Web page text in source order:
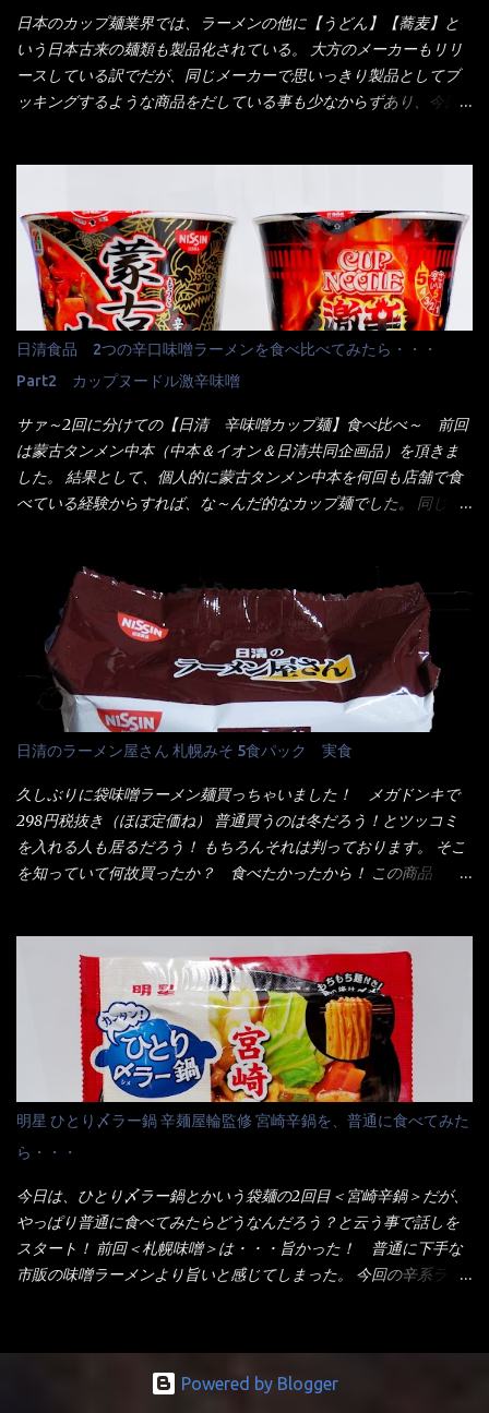
員さんも、アレー？といいながら私が受け付けますので・・・と
消えていった。 タッチパネルのやつ、安いのは嫌うんだな！？こ
のヤロー！ 待つ事暫し・・・10分は越えたと思うけど・・・出て
来ました。 こちらが本日のサラメシ【ホーリーバジル香る、タイ
く行きましたねぇ～ だからタイ料理屋さんには、辛味剤・酢・ナ
いた）が料理に必ず付いてきたものです。 でも流石にファミレ
スでは・・・それは無いね！残念だ～ 今回はすかいらーくグルー
プで、タイ料理をどの様に再現して提供しているか？を見るだけ
だなぁ～ 因みにガパオ＝ホーリーバジルなのです。 肉は通常チ
キンが多く豚や牛もあります。 肉は挽肉みたいなミンチではな
く、粗挽きの肉になるんです。 それに現地バンコクでは、卵は固
焼きが本来です。 今回はほぼ全熟の目玉焼きで、これは日本風
オタイなのと比べれば薄め？ やっぱり調味料の【スパイスガール
ズ】が必要だナァ～ 笑 私は、ブリッキーヌの粉末をよく掛け辛
く...
日本のカップ麺業界では、ラーメンの他に【うどん】【蕎麦】と
いう日本古来の麺類も製品化されている。 大方のメーカーもリリ
ースしている訳でだが、同じメーカーで思いっきり製品としてブ
ッキングするような商品をだしている事も少なからずあり、今回
ている訳で何故に敢えて本商品をリリースするの？ 確かに販売価
格は、緑のたぬきの実売は108円位で、ごつ盛り天ぷらそばは98円
でした。 殆ど変わらないじゃないか！？ そこで何が違うか・・・
メーカーHPから情報を得てみた。 ■原材料 比較（相手に含まれ
て居ない物質を赤色） ☆緑のたぬき 油揚げめん(小麦粉(国内製
造)、そば粉、植物油脂、植物性たん白、食塩、とろろ芋、卵白)、
かやく(小えびてんぷら、 かまぼこ )、添付調味料(砂糖、食塩、し
ょうゆ、魚介エキス、たん白加水分解物、香辛料、ねぎ、香味油
脂)／加工でん粉、調味料(アミノ酸等)、炭酸カルシウム、カラメ
ル色素、リン酸塩(Na)、増粘多糖類、レシチン、酸化防止剤(ビタ
ミンE)、クチナシ色素、ベニコウジ色素、香料、ビタミンB2、ビ
タミンB1、香辛料抽出物、 カロチン色素 、(一部にえび・小麦・
油脂、植物性たん白、食塩、とろろ芋、卵白)、かやく(小えびてん
ぷら)、添付調味料(砂糖、食塩、しょうゆ、魚介エキス、たん白加
水分解物、ねぎ、香辛料、 植物油 、香味油脂)／加工でん粉、調味
料(アミノ酸等)、炭酸カルシウム、カラメル色素、リン酸塩
(Na)、増粘多糖類、レシチン、酸化防止剤(ビタミンE)、クチナシ
色素、香料、ベニコウジ色素、ビタミンB2、ビタミンB1、香辛料
抽出物、(一部にえび・小麦・そば・卵・ さば ・大豆・豚肉・やま
いも・ゼラチンを含む) 材料から見れば、緑のたぬきの方が蒲鉾が
入っている！ あの半円形のヤツね！ それとカロチン色素・・・
さば！？ さばって鯖か？？ サバ読んでないか？？ ■カロリー
比較 緑のたぬき ...
日清食品 2つの辛口味噌ラーメンを食べ比べてみたら・・・
Part2 カップヌードル激辛味噌
サァ～2回に分けての【日清 辛味噌カップ麺】食べ比べ～ 前回
は蒙古タンメン中本（中本＆イオン＆日清共同企画品）を頂きま
した。 結果として、個人的に蒙古タンメン中本を何回も店舗で食
べている経験からすれば、な～んだ的なカップ麺でした。 同じ日
いつきました。 見た目は、炎のシルエットが辛さを醸し出してい
る・・・ でもパッケージに惑わされてはいけない！！ 私はペ
ヤングの【獄激辛焼きそば】を完食した漢だ。 その後の獄激辛カ
レーもな！ 今回、カップヌードル激辛味噌はカップに敢えて辛
さレベルが記載されている。 それはレベル5！ 日清としては最上
位の辛さと云っている訳だ。 昨年モデルも食べてはいるけど、1年
も経つと記憶の彼方に・・・いや歳だから記憶力が、どうのこう
のではない。 記憶に残るだけのインパクトに欠けている商品と
云う事（当時） 開封すると・・・ 小袋なんてありゃしない！ カ
ップヌードルは基本蓋開けて、熱湯を注ぐだけで出来る！それが
デビュー時からの最大のポイント。 だから粉末スープの具も全
部カップの中でカオス状態。 これ特に縦型Bigカップだと、スー
りました～ 熱湯によりカップ内に対流が起こり、表層が泡立っ
ている～ 隣に用意したのが、ホワイトカップ丼型です。 こちら
へ内容物を全て移すのと同時に、スープも満遍なく全体に行き渡
させる。 箸で麺から移動させ、具とスープは最後に移すとこうな
りました。 良い感じではないか！ やはり一部粉末スープが縦型
カップの壁面に残っていたので、ぜーんぶ箸等で落としてホワイ
トカップへ。 まずは麺を見ると、カップヌードルとしては太く平
打ちで縮れてます。 ■蒙古タンメン中本の麺 蒙古タンメンの方
は、やはり太く平打ちですが麺の厚みがあるような・・・ 食感
は、どちらも柔らかいと感じは同じ。 湯に戻りやすい特性が強
いのね。 箸で持ち上げた状態は・・・ ■カップヌードル激辛味噌 ■
蒙古タンメン中本カップ どちらも箸で持ち上げた感じは、重
い！ そう湯を吸って伸びたような麺と云っていいかもしれな
い。 多分麺は、厚みとストレートか...
日清のラーメン屋さん 札幌みそ 5食パック 実食
久しぶりに袋味噌ラーメン麺買っちゃいました！ メガドンキで
298円税抜き（ほぼ定価ね） 普通買うのは冬だろう！とツッコミ
を入れる人も居るだろう！ もちろんそれは判っております。 そこ
を知っていて何故買ったか？ 食べたかったから！ この商品
てみないといけないじゃん！（知るのが遅い） リニューアル前の
は食べた事あるのよ！でもここ数年は、カップ麺の方が話題性も
品揃えも上じゃん！ だって話題性の無いのを食べても・・・しょ
うが無いじゃん！ 日本で話題性が無いのに、外国の人には尚更ね
ぇ～ 袋麺と云えば【サッポロ一番】と云われる程だが、10年位前
に革新的な袋麺が出た！ それは『マルちゃん正麺』と云われる商
品！！ 生麺感覚～と大御所俳優の役所広司を起用したCMで一躍
有名になりTOPに・・・その後ライバルとして日清から【ラ王】
がリリース！つまり今回の【日清のラーメン屋さん】は、袋麺と
しては廉価版のポジション・・・ 事実ラ王は、HPでは別扱い！
本品なんか出前一丁などと一緒くたの扱い。 袋麺はスープは粉末
スープが主流でしょう！？だから味は・・・イマイチ（小生感
覚）と云うのが評価です。 正直現在のインスタント麺では、最先
ヨ～ でも熊が＼買ってね！／と泣いているから・・・買いまし
た。 それじゃ～食べましょうか！ トッピングは生憎とモヤシの
明星 ひとり〆ラー鍋 辛麺屋輪監修 宮崎辛鍋を、普通に食べてみた
ら・・・
今日は、ひとり〆ラー鍋とかいう袋麺の2回目＜宮崎辛鍋＞だが、
やっぱり普通に食べてみたらどうなんだろう？と云う事で話しを
スタート！ 前回＜札幌味噌＞は・・・旨かった！ 普通に下手な
市販の味噌ラーメンより旨いと感じてしまった。 今回の辛系ラー
おひとり用鍋の素です。辛麺屋輪をイメージした唐辛子の辛みと
旨みが染み出たスープに鍋によく合う麺が付いて〆まで楽しめま
Powered by Blogger